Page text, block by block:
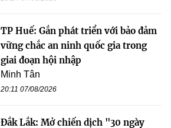
TP Huế: Gắn phát triển với bảo đảm
vững chắc an ninh quốc gia trong
giai đoạn hội nhập
Minh Tân
20:11 07/08/2026
Đắk Lắk: Mở chiến dịch "30 ngày